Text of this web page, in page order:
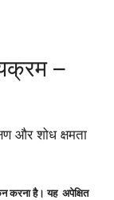
–
और शोध क्षमता
करना है। यह अपेक्षित